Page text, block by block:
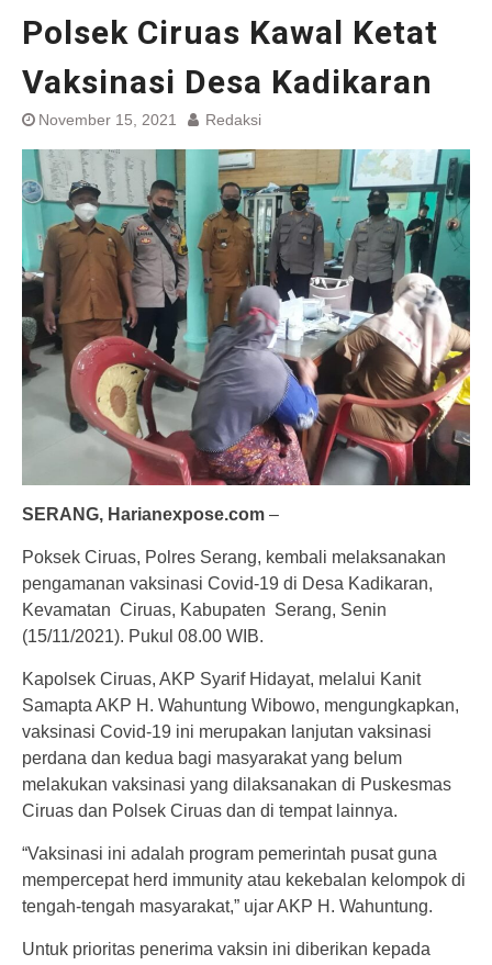
Polsek Ciruas Kawal Ketat
Vaksinasi Desa Kadikaran
November 15, 2021 Redaksi
SERANG, Harianexpose.com –
Poksek Ciruas, Polres Serang, kembali melaksanakan
pengamanan vaksinasi Covid-19 di Desa Kadikaran,
Kevamatan Ciruas, Kabupaten Serang, Senin
(15/11/2021). Pukul 08.00 WIB.
Kapolsek Ciruas, AKP Syarif Hidayat, melalui Kanit
Samapta AKP H. Wahuntung Wibowo, mengungkapkan,
vaksinasi Covid-19 ini merupakan lanjutan vaksinasi
perdana dan kedua bagi masyarakat yang belum
melakukan vaksinasi yang dilaksanakan di Puskesmas
Ciruas dan Polsek Ciruas dan di tempat lainnya.
“Vaksinasi ini adalah program pemerintah pusat guna
mempercepat herd immunity atau kekebalan kelompok di
tengah-tengah masyarakat,” ujar AKP H. Wahuntung.
Untuk prioritas penerima vaksin ini diberikan kepada